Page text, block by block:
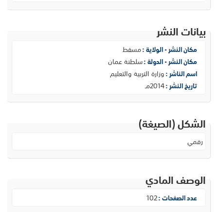
بيانات النشر
مكان النشر - الولاية :مسقط
مكان النشر - الدولة :سلطنة عمان
اسم الناشر :وزارة التربية والتعليم
تاريخ النشر :2014مـ
الشكل (الصيغة)
رقمي
الوصف المادي
عدد الصفحات :102